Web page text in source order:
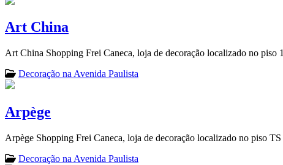
Art China
Art China Shopping Frei Caneca, loja de decoração localizado no piso 1
Decoração na Avenida Paulista
Arpège
Arpège Shopping Frei Caneca, loja de decoração localizado no piso TS
Decoração na Avenida Paulista